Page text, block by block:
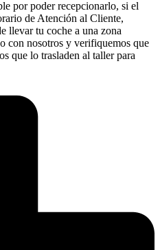
por poder recepcionarlo, si el
de Atención al Cliente,
llevar tu coche a una zona
con nosotros y verifiquemos que
que lo trasladen al taller para